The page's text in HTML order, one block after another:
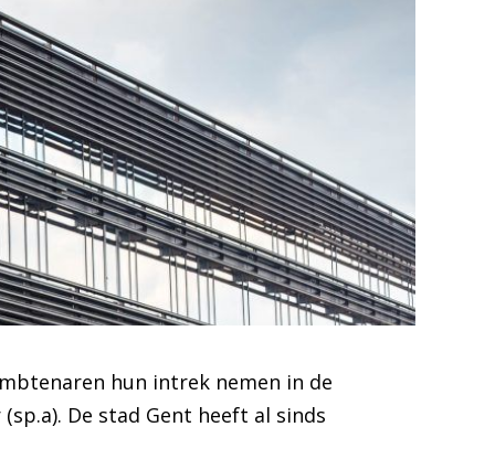
hun intrek nemen in de
De stad Gent heeft al sinds